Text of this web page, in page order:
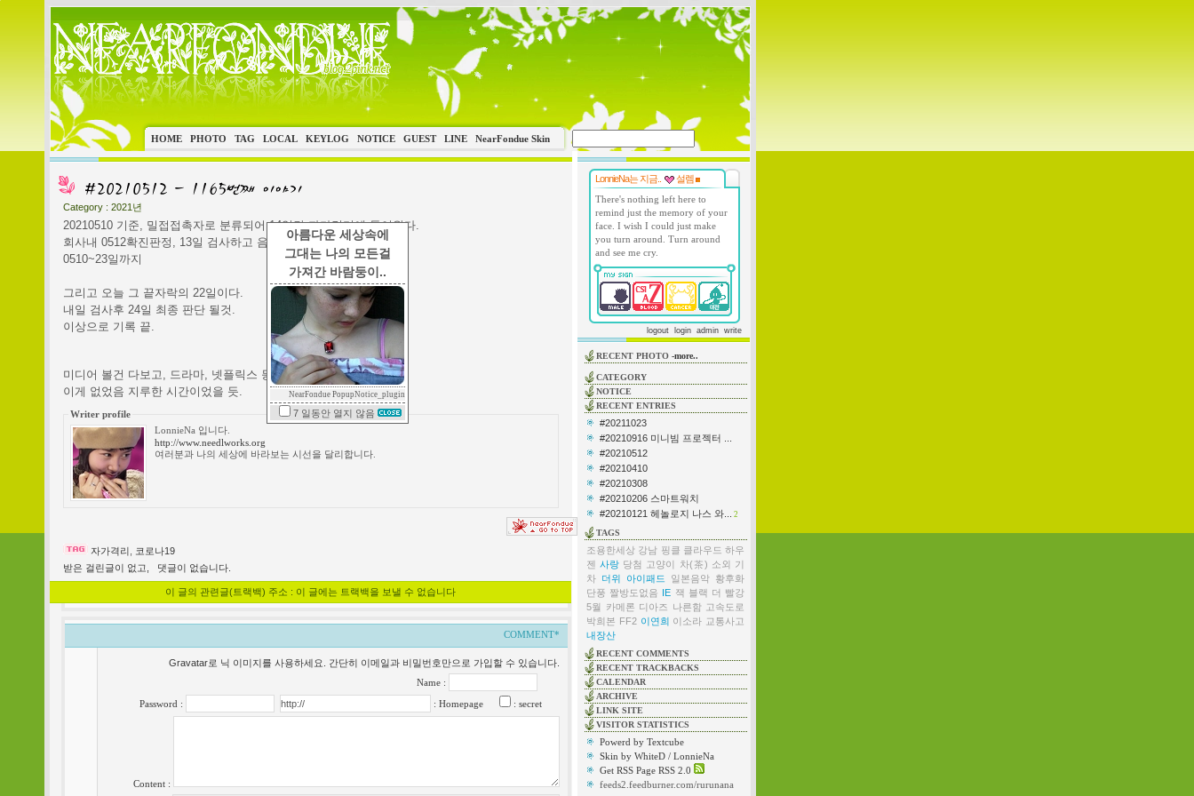
아름다운 세상속에
그대는 나의 모든걸
가져간 바람둥이..
NearFondue PopupNotice_plugin
7 일동안 열지 않음
HOME PHOTO TAG LOCAL KEYLOG NOTICE GUEST LINE NearFondue Skin
Category : 2021년
20210510 기준, 밀접접촉자로 분류되어 14일간 자가격리에 들어왔다.
회사내 0512확진판정, 13일 검사하고 음성판정으로 자가격리 시작.
0510~23일까지
그리고 오늘 그 끝자락의 22일이다.
내일 검사후 24일 최종 판단 될것.
이상으로 기록 끝.
미디어 볼건 다보고, 드라마, 넷플릭스 등등.
이게 없었음 지루한 시간이었을 듯.
Writer profile
LonnieNa 입니다.
http://www.needlworks.org
여러분과 나의 세상에 바라보는 시선을 달리합니다.
자가격리
코로나19
받은 걸린글이 없고,
댓글이 없습니다.
이 글의 관련글(트랙백) 주소 : 이 글에는 트랙백을 보낼 수 없습니다
COMMENT*
Gravatar로 닉 이미지를 사용하세요. 간단히 이메일과 비밀번호만으로 가입할 수 있습니다.
Name :
Password :
: Homepage : secret
Content :
LonnieNa는 지금..
설렘
There's nothing left here to
remind just the memory of your
face. I wish I could just make
you turn around. Turn around
and see me cry.
logout login admin write
RECENT PHOTO -more..
CATEGORY
NOTICE
RECENT ENTRIES
#20211023
#20210916 미니빔 프로젝터 ...
#20210512
#20210410
#20210308
#20210206 스마트워치
#20210121 헤놀로지 나스 와...
2
TAGS
조용한세상 강남 핑클 클라우드 하우
젠 사랑 당첨 고양이 차(茶) 소외 기
차 더위 아이패드 일본음악 황후화
단풍 짤방도없음 IE 잭 블랙 더 빨강
5월
카메론 디아즈 나른함 고속도로
박희본 FF2 이연희 이소라 교통사고
내장산
RECENT COMMENTS
RECENT TRACKBACKS
CALENDAR
ARCHIVE
LINK SITE
VISITOR STATISTICS
Powerd by Textcube
Skin by WhiteD / LonnieNa
Get RSS Page RSS 2.0
feeds2.feedburner.com/rurunana